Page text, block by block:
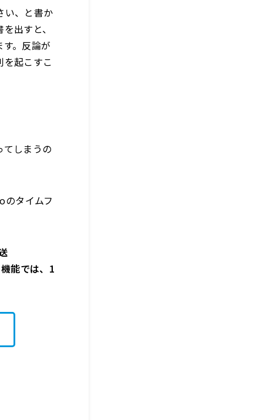
い、と書か
出すと、
。反論が
起こすこ
しまうの
タイムフ
能では、1